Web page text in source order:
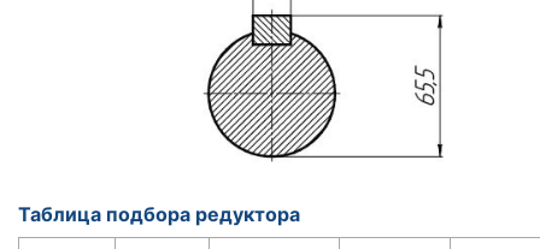
Таблица подбора редуктора